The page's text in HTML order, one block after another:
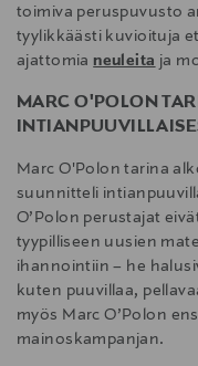
toimiva peruspuvusto
tyylikkäästi kuvioituja
ajattomia neuleita ja
MARC O'POLON
Marc O'Polon tarina
suunnitteli
O’Polon perustajat
tyypilliseen uusien
ihannointiin – he
kuten puuvillaa,
myös Marc O’Polon
mainoskampanjan.